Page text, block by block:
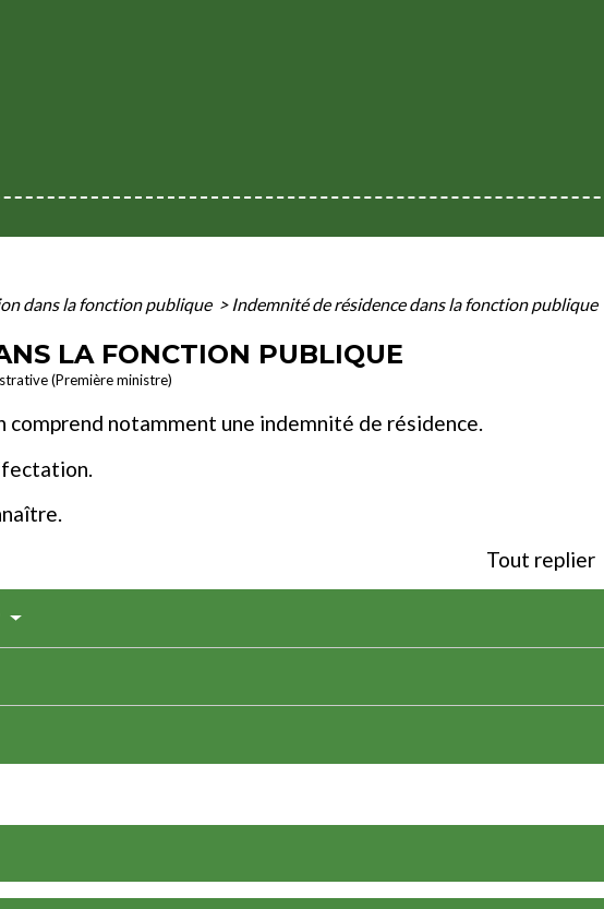
dans la fonction publique > Indemnité de résidence dans la fonction publique
LA FONCTION PUBLIQUE
(Première ministre)
notamment une indemnité de résidence.
Tout replier